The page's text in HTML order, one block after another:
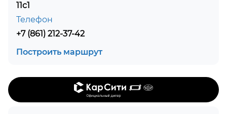
11с1
Телефон
+7 (861) 212-37-42
Построить маршрут